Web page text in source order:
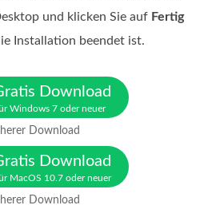
und klicken Sie auf Fertig
Installation beendet ist.
Download
Windows 7 oder neuer
Download
Download
MacOS 10.7 oder neuer
Download